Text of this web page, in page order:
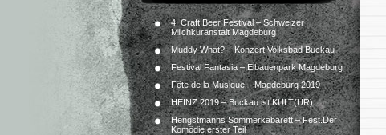
4. Craft Beer Festival – Schweizer
Milchkuranstalt Magdeburg
Muddy What? – Konzert Volksbad Buckau
Festival Fantasia – Elbauenpark Magdeburg
Fête de la Musique – Magdeburg 2019
HEINZ 2019 – Buckau ist KULT(UR)
Hengstmanns Sommerkabarett – Fest.Der
Komödie erster Teil